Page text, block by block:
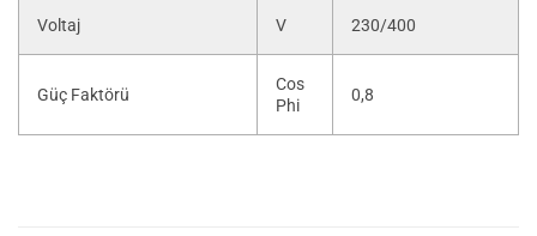
Voltaj V 230/400
Güç Faktörü
Cos
Phi
0,8